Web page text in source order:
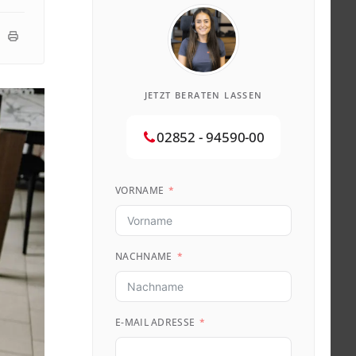
JETZT BERATEN LASSEN
02852 - 94590-00
VORNAME
NACHNAME
E-MAIL ADRESSE